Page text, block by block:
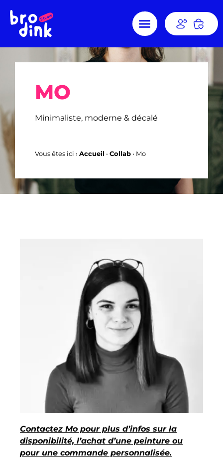
MO
Minimaliste, moderne & décalé
Vous êtes ici › Accueil • Collab • Mo
Contactez Mo pour plus d’infos sur la
disponibilité, l’achat d’une peinture ou
pour une commande personnalisée.